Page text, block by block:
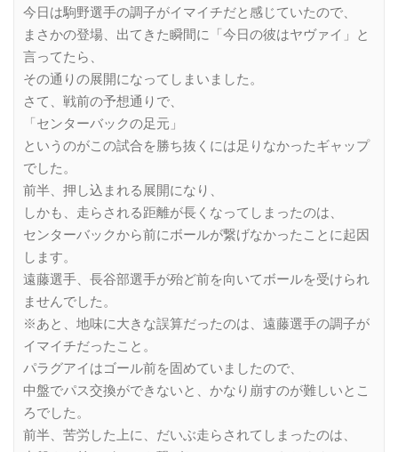
今日は駒野選手の調子がイマイチだと感じていたので、
まさかの登場、出てきた瞬間に「今日の彼はヤヴァイ」と
言ってたら、
その通りの展開になってしまいました。
さて、戦前の予想通りで、
「センターバックの足元」
というのがこの試合を勝ち抜くには足りなかったギャップ
でした。
前半、押し込まれる展開になり、
しかも、走らされる距離が長くなってしまったのは、
センターバックから前にボールが繋げなかったことに起因
します。
遠藤選手、長谷部選手が殆ど前を向いてボールを受けられ
ませんでした。
※あと、地味に大きな誤算だったのは、遠藤選手の調子が
イマイチだったこと。
パラグアイはゴール前を固めていましたので、
中盤でパス交換ができないと、かなり崩すのが難しいとこ
ろでした。
前半、苦労した上に、だいぶ走らされてしまったのは、